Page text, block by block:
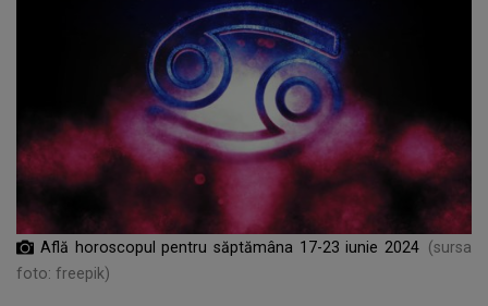
Află horoscopul pentru săptămâna 17-23 iunie 2024 (sursa
foto: freepik)